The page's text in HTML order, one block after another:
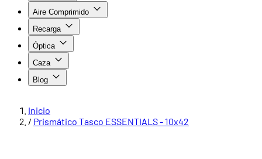
Aire Comprimido
Recarga
Óptica
Caza
Blog
Inicio
/ Prismático Tasco ESSENTIALS - 10x42